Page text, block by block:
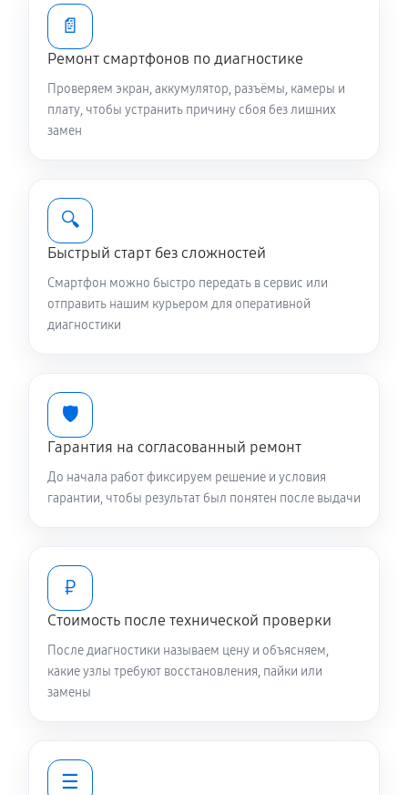
Чистка динамика и микрофонов (с разбором)
2150 руб 45 минут
Сбор/Разбор телефона Asus ZenFone Live G500TG
Замена разъема SIM телефона Asus ZenFone Live
G500TG 16GB
350 руб 20 минут
Замена полифонического динамика
Замена передней камеры
Замена элемента телефона Asus ZenFone Live
G500TG 16GB
📄
Ремонт смартфонов по диагностике
Проверяем экран, аккумулятор, разъёмы, камеры и
плату, чтобы устранить причину сбоя без лишних
замен
🔍
Быстрый старт без сложностей
Смартфон можно быстро передать в сервис или
отправить нашим курьером для оперативной
диагностики
🛡️
Гарантия на согласованный ремонт
До начала работ фиксируем решение и условия
гарантии, чтобы результат был понятен после выдачи
₽
Стоимость после технической проверки
После диагностики называем цену и объясняем,
какие узлы требуют восстановления, пайки или
замены
☰